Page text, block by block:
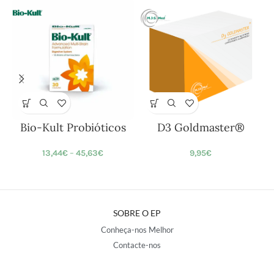
Bio-Kult Probióticos
13,44€ – 45,63€
D3 Goldmaster®
9,95€
SOBRE O EP
Conheça-nos Melhor
Contacte-nos